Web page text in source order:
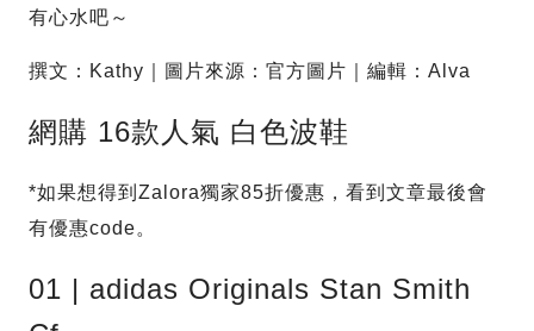
有心水吧～
撰文：Kathy｜圖片來源：官方圖片｜編輯：Alva
網購 16款人氣 白色波鞋
*如果想得到Zalora獨家85折優惠，看到文章最後會
有優惠code。
01 | adidas Originals Stan Smith